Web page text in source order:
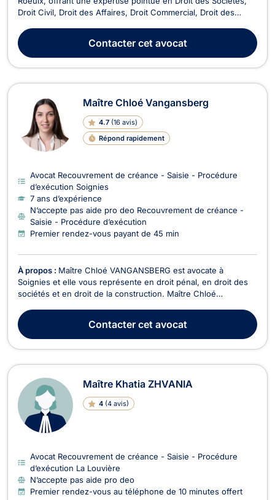
Droit Civil, Droit des Affaires, Droit Commercial, Droit des
Commerciaux, Recouvrement de créance, Droit de
l'Immobilier, et Droit de la Construction. Avec une pr...
Contactercet avocat
Maître Chloé Vangansberg
4.7 (16 avis)
Répond rapidement
Avocat Recouvrement de créance - Saisie - Procédure
d’exécution Soignies
7 ans d’expérience
N’accepte pas aide pro deo Recouvrement de créance -
Saisie - Procédure d’exécution
Premier rendez-vous payant de 45 min
À propos : Maître Chloé VANGANSBERG est avocate à
Soignies et elle vous représente en droit pénal, en droit des
sociétés et en droit de la construction. Maître Chloé
liés aux infractions contre les biens (recel, usage de faux,
extorsion, escroquerie, vol, etc.) ou celles contre le...
Contactercet avocat
Maître Khatia ZHVANIA
4 (4 avis)
Avocat Recouvrement de créance - Saisie - Procédure
d’exécution La Louvière
N’accepte pas aide pro deo
Premier rendez-vous au téléphone de 10 minutes offert